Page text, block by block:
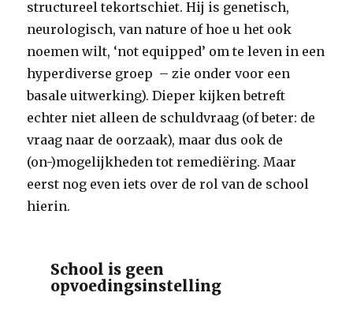
structureel tekortschiet. Hij is genetisch,
neurologisch, van nature of hoe u het ook
noemen wilt, ‘not equipped’ om te leven in een
hyperdiverse groep – zie onder voor een
basale uitwerking). Dieper kijken betreft
echter niet alleen de schuldvraag (of beter: de
vraag naar de oorzaak), maar dus ook de
(on-)mogelijkheden tot remediëring. Maar
eerst nog even iets over de rol van de school
hierin.
School is geen
opvoedingsinstelling